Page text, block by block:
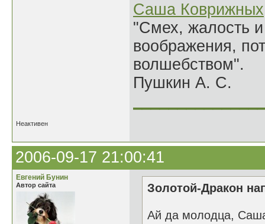
Саша Коврижных
"Смех, жалость
воображения,
волшебством".
Пушкин А. С.
Неактивен
2006-09-17 21:00:41
Евгений Бунин
Автор сайта Золотой-Дракон
Ай да молодца,